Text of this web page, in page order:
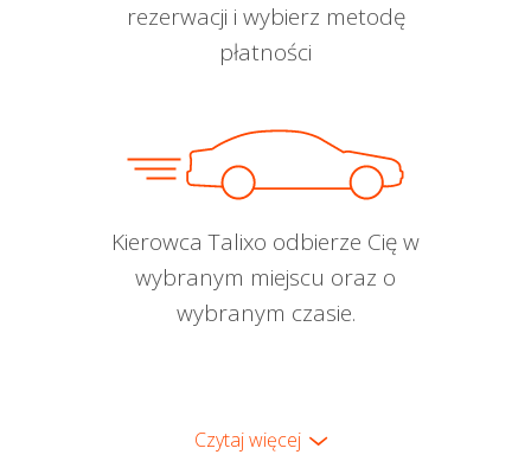
rezerwacji i wybierz metodę
płatności
Kierowca Talixo odbierze Cię w
wybranym miejscu oraz o
wybranym czasie.
Czytaj więcej